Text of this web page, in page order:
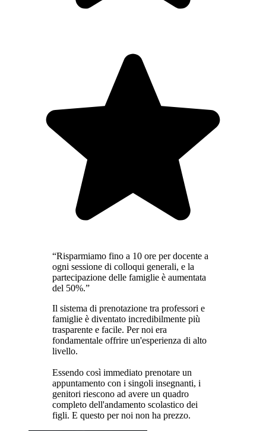
“Risparmiamo fino a 10 ore per docente a
ogni sessione di colloqui generali, e la
partecipazione delle famiglie è aumentata
del 50%.”
Il sistema di prenotazione tra professori e
famiglie è diventato incredibilmente più
trasparente e facile. Per noi era
fondamentale offrire un'esperienza di alto
livello.
Essendo così immediato prenotare un
appuntamento con i singoli insegnanti, i
genitori riescono ad avere un quadro
completo dell'andamento scolastico dei
figli. E questo per noi non ha prezzo.